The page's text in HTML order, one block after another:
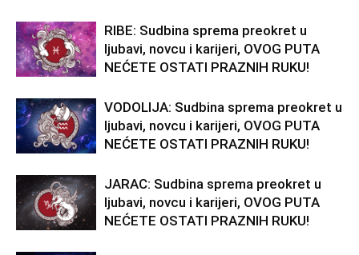
RIBE: Sudbina sprema preokret u
ljubavi, novcu i karijeri, OVOG PUTA
NEĆETE OSTATI PRAZNIH RUKU!
VODOLIJA: Sudbina sprema preokret u
ljubavi, novcu i karijeri, OVOG PUTA
NEĆETE OSTATI PRAZNIH RUKU!
JARAC: Sudbina sprema preokret u
ljubavi, novcu i karijeri, OVOG PUTA
NEĆETE OSTATI PRAZNIH RUKU!